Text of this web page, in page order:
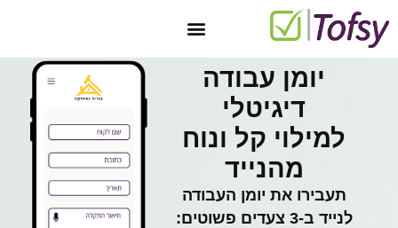
יומן עבודה
דיגיטלי
למילוי קל ונוח
מהנייד
תעבירו את יומן העבודה
לנייד ב-3 צעדים פשוטים: